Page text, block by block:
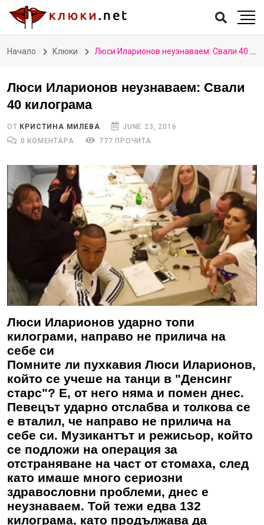
Начало Клюки Люси Иларионов неузнаваем: Свали 40 килограма
Люси Иларионов неузнаваем: Свали
40 килограма
ОТ КРИСТИНА МИЛЕВА
JUNE 23, 2016
0 КОМЕНТАРА
777 ПРОЧИТА
Люси Иларионов ударно топи
килограми, направо не прилича на
себе си
Помните ли пухкавия Люси Иларионов,
който се учеше на танци в "Денсинг
старс"? Е, от него няма и помен днес.
Певецът ударно отслабва и толкова се
е вталил, че направо не прилича на
себе си. Музикантът и режисьор, който
се подложи на операция за
отстраняване на част от стомаха, след
като имаше много сериозни
здравословни проблеми, днес е
неузнаваем. Той тежи едва 132
килограма, като продължава да